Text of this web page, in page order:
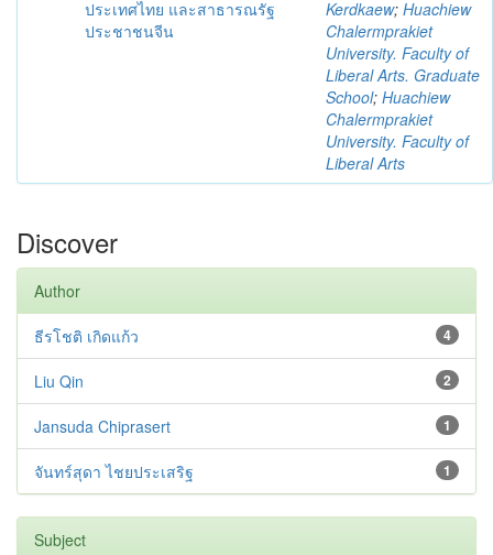
ประเทศไทย และสาธารณรัฐ
ประชาชนจีน
Kerdkaew; Huachiew
Chalermprakiet
University. Faculty of
Liberal Arts. Graduate
School; Huachiew
Chalermprakiet
University. Faculty of
Liberal Arts
Discover
Author
4
ธีรโชติ เกิดแก้ว
2
Liu Qin
1
Jansuda Chiprasert
1
จันทร์สุดา ไชยประเสริฐ
Subject